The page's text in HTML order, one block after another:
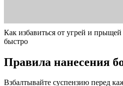
Как избавиться от угрей и
быстро
Правила нанесения
Взбалтывайте суспензию перед